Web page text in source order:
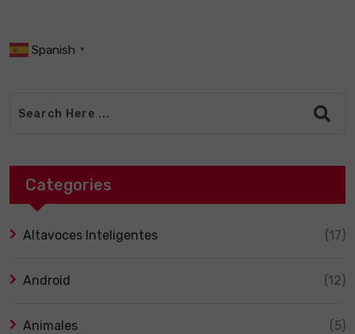
Spanish ▼
Categories
Altavoces Inteligentes (17)
Android (12)
Animales (5)